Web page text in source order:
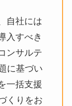
自社には
入すべき
ンサルテ
に基づい
一括支援
くりをお